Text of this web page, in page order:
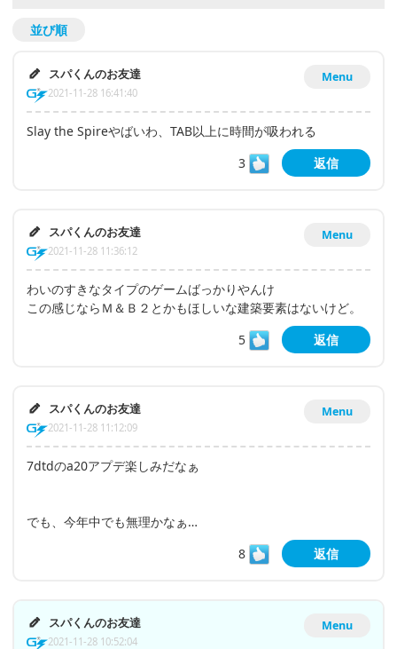
並び順
Menu
スパくんのお友達
2021-11-28 16:41:40
Slay the Spireやばいわ、TAB以上に時間が吸われる
3
返信
Menu
スパくんのお友達
2021-11-28 11:36:12
わいのすきなタイプのゲームばっかりやんけ
この感じならＭ＆Ｂ２とかもほしいな建築要素はないけど。
5
返信
Menu
スパくんのお友達
2021-11-28 11:12:09
7dtdのa20アプデ楽しみだなぁ
でも、今年中でも無理かなぁ…
8
返信
Menu
スパくんのお友達
2021-11-28 10:52:04